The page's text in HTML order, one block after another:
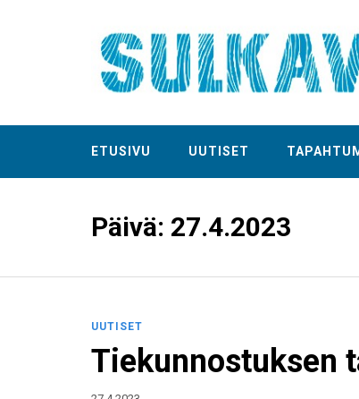
ETUSIVU UUTISET
Päivä: 27.4.2023
UUTISET
Tiekunnostuksen